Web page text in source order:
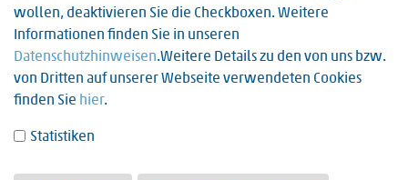
wollen, deaktivieren Sie die Checkboxen. Weitere
Informationen finden Sie in unseren
Datenschutzhinweisen.Weitere Details zu den von uns bzw.
von Dritten auf unserer Webseite verwendeten Cookies
finden Sie hier.
Statistiken